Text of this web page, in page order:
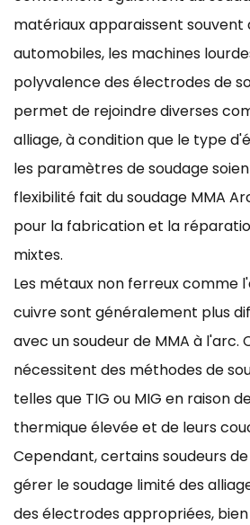
matériaux apparaissent souvent
automobiles, les machines
polyvalence des électrodes de
permet de rejoindre diverses
alliage, à condition que le type
les paramètres de soudage
flexibilité fait du soudage MMA
pour la fabrication et la
mixtes.
Les métaux non ferreux comme
cuivre sont généralement plus
avec un soudeur de MMA à l'arc.
nécessitent des méthodes de
telles que TIG ou MIG en raison
thermique élevée et de leurs
Cependant, certains soudeurs
gérer le soudage limité des
des électrodes appropriées,